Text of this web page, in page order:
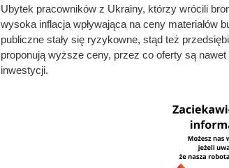
Ubytek pracowników z Ukrainy, którzy wrócili
wysoka inflacja wpływająca na ceny materiałów
publiczne stały się ryzykowne, stąd też
proponują wyższe ceny, przez co oferty są
inwestycji.